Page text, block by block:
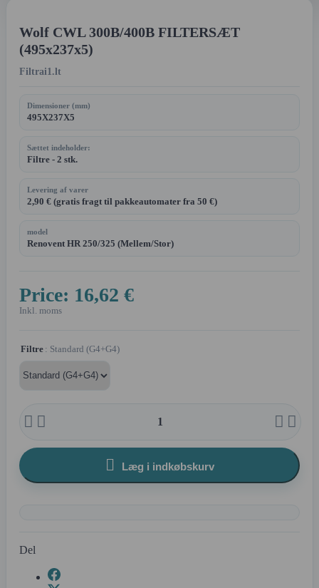
Wolf CWL 300B/400B FILTERSÆT
(495x237x5)
Filtrai1.lt
Dimensioner (mm)
495X237X5
Sættet indeholder:
Filtre - 2 stk.
Levering af varer
2,90 € (gratis fragt til pakkeautomater fra 50 €)
model
Renovent HR 250/325 (Mellem/Stor)
Price: 16,62 €
Inkl. moms
Filtre : Standard (G4+G4)
   
 Læg i indkøbskurv
Del